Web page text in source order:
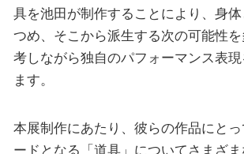
具を池田が制作することにより、身
つめ、そこから派生する次の可能性
考しながら独自のパフォーマンス表
ます。
本展制作にあたり、彼らの作品にと
ードとなる「道具」についてさまざ